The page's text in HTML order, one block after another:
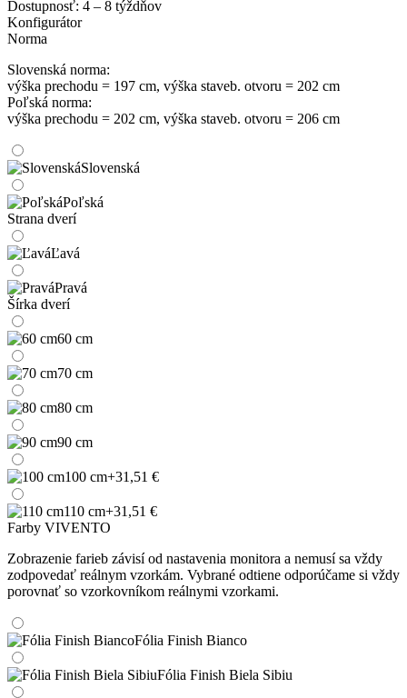
Dostupnosť: 4 – 8 týždňov
Konfigurátor
Norma
Slovenská norma:
výška prechodu = 197 cm, výška staveb. otvoru = 202 cm
Poľská norma:
výška prechodu = 202 cm, výška staveb. otvoru = 206 cm
Slovenská
Poľská
Strana dverí
Ľavá
Pravá
Šírka dverí
60 cm
70 cm
80 cm
90 cm
100 cm+31,51 €
110 cm+31,51 €
Farby VIVENTO
Zobrazenie farieb závisí od nastavenia monitora a nemusí sa vždy
zodpovedať reálnym vzorkám. Vybrané odtiene odporúčame si vždy
porovnať so vzorkovníkom reálnymi vzorkami.
Fólia Finish Bianco
Fólia Finish Biela Sibiu